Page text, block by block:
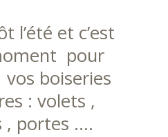
l’été et c’est
pour
boiseries
: volets ,
, portes ….